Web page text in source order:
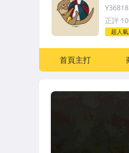
正評
超人
首頁主打